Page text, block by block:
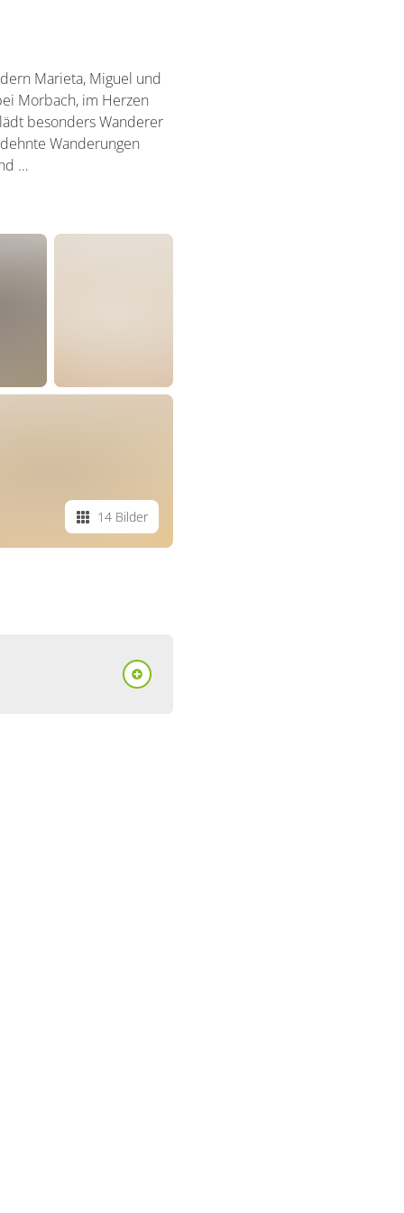
Marieta, Miguel und
Morbach, im Herzen
besonders Wanderer
Wanderungen
…
14 Bilder